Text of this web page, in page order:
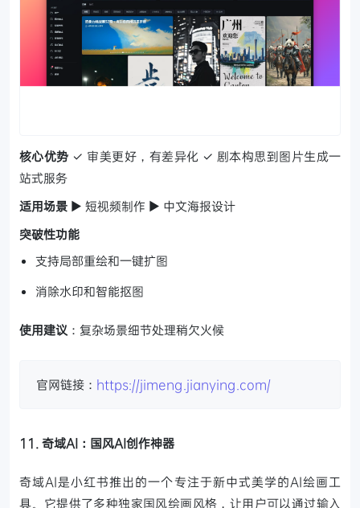
核心优势 ✓ 审美更好，有差异化 ✓ 剧本构思到图片生成一
站式服务
适用场景 ▶ 短视频制作 ▶ 中文海报设计
突破性功能
支持局部重绘和一键扩图
消除水印和智能抠图
使用建议 ：复杂场景细节处理稍欠火候
官网链接： https://jimeng.jianying.com/
11. 奇域AI：国风AI创作神器
奇域AI是小红书推出的一个专注于新中式美学的AI绘画工
具。它提供了多种独家国风绘画风格，让用户可以通过输入